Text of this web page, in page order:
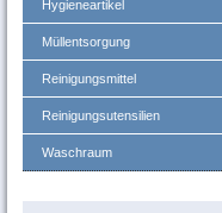
Hygieneartikel
Müllentsorgung
Reinigungsmittel
Reinigungsutensilien
Waschraum